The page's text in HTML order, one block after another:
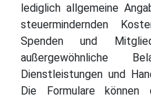
lediglich allgemeine
steuermindernden
Spenden und
außergewöhnliche
Dienstleistungen und
Die Formulare